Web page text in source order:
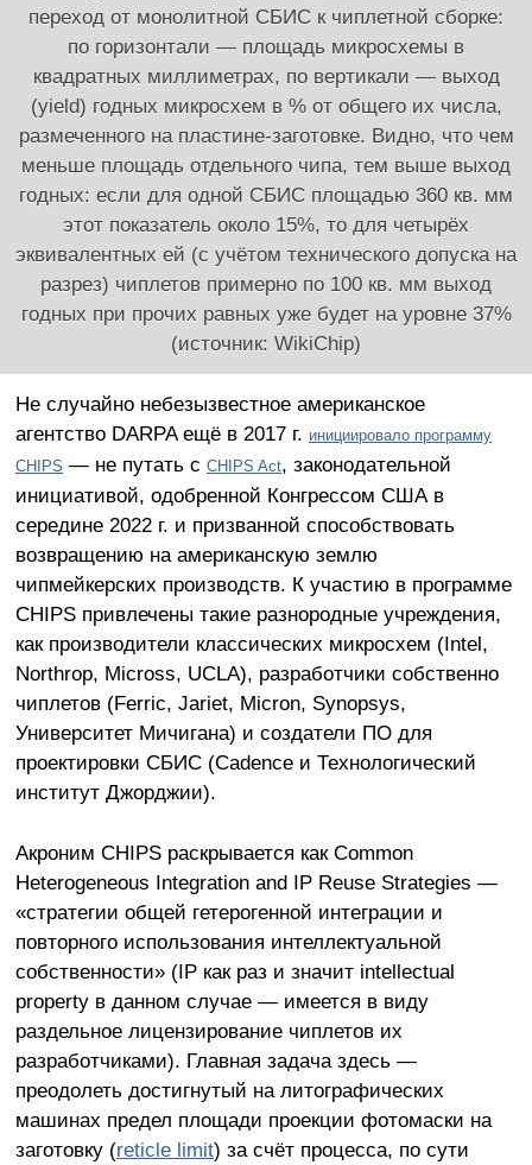
переход от монолитной СБИС к чиплетной сборке:
по горизонтали — площадь микросхемы в
квадратных миллиметрах, по вертикали — выход
(yield) годных микросхем в % от общего их числа,
размеченного на пластине-заготовке. Видно, что чем
меньше площадь отдельного чипа, тем выше выход
годных: если для одной СБИС площадью 360 кв. мм
этот показатель около 15%, то для четырёх
эквивалентных ей (с учётом технического допуска на
разрез) чиплетов примерно по 100 кв. мм выход
годных при прочих равных уже будет на уровне 37%
(источник: WikiChip)
Не случайно небезызвестное американское
агентство DARPA ещё в 2017 г. инициировало программу
CHIPS — не путать с CHIPS Act, законодательной
инициативой, одобренной Конгрессом США в
середине 2022 г. и призванной способствовать
возвращению на американскую землю
чипмейкерских производств. К участию в программе
CHIPS привлечены такие разнородные учреждения,
как производители классических микросхем (Intel,
Northrop, Micross, UCLA), разработчики собственно
чиплетов (Ferric, Jariet, Micron, Synopsys,
Университет Мичигана) и создатели ПО для
проектировки СБИС (Cadence и Технологический
институт Джорджии).
Акроним CHIPS раскрывается как Common
Heterogeneous Integration and IP Reuse Strategies —
«стратегии общей гетерогенной интеграции и
повторного использования интеллектуальной
собственности» (IP как раз и значит intellectual
property в данном случае — имеется в виду
раздельное лицензирование чиплетов их
разработчиками). Главная задача здесь —
преодолеть достигнутый на литографических
машинах предел площади проекции фотомаски на
заготовку (reticle limit) за счёт процесса, по сути